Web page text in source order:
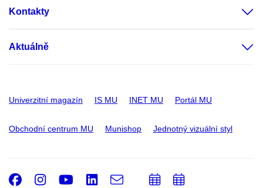
Kontakty
Aktuálně
Univerzitní magazín IS MU INET MU Portál MU
Obchodní centrum MU Munishop Jednotný vizuální styl
Facebook
Instagram
Youtube
LinkedIn
e-
PřidatPřidat